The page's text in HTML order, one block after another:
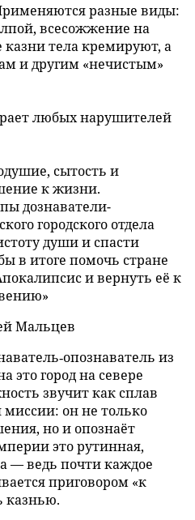
разные виды:
всесожжение на
казни тела кремируют, а
и другим «нечистым»
любых нарушителей
сытость и
к жизни.
дознаватели-
городского отдела
души и спасти
в итоге помочь стране
и вернуть её к
Мальцев
из
это город на севере
звучит как сплав
он не только
но и опознаёт
это рутинная,
— ведь почти каждое
приговором «к
казнью.